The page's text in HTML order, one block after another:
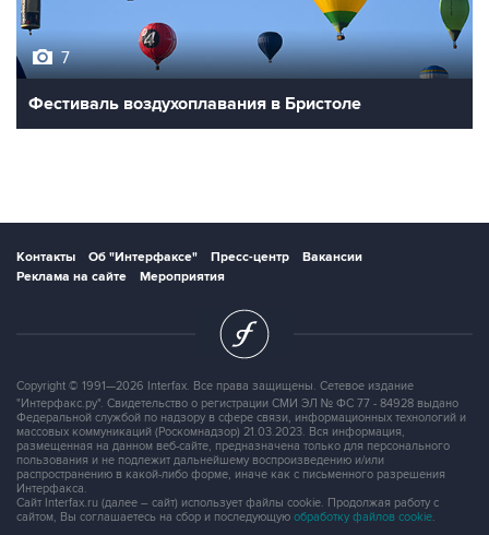
7
Фестиваль воздухоплавания в Бристоле
Контакты Об "Интерфаксе" Пресс-центр
Вакансии
Реклама на сайте
Мероприятия
Copyright © 1991—2026 Interfax. Все права защищены. Сетевое издание
"Интерфакс.ру". Свидетельство о регистрации СМИ ЭЛ № ФС 77 - 84928 выдано
Федеральной службой по надзору в сфере связи, информационных технологий и
массовых коммуникаций (Роскомнадзор) 21.03.2023. Вся информация,
размещенная на данном веб-сайте, предназначена только для персонального
пользования и не подлежит дальнейшему воспроизведению и/или
распространению в какой-либо форме, иначе как с письменного разрешения
Интерфакса.
Сайт Interfax.ru (далее – сайт) использует файлы cookie. Продолжая работу с
сайтом, Вы соглашаетесь на сбор и последующую обработку файлов cookie.